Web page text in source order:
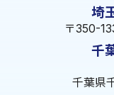
埼
〒350-
千
千葉県